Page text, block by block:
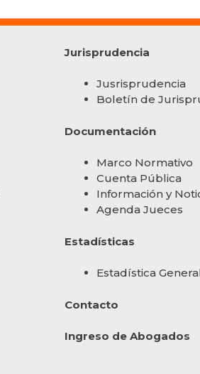
Jurisprudencia
Jusrisprudencia
Boletín de
Documentación
Marco Normativo
Cuenta Pública
Información y
Agenda Jueces
Estadísticas
Estadística
Contacto
Ingreso de Abogados